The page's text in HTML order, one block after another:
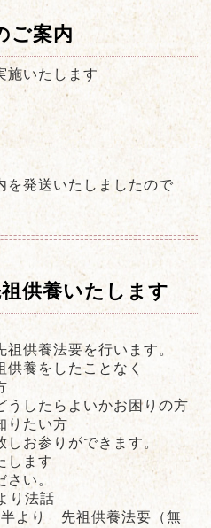
ご案内
施いたします
を発送いたしましたので
供養いたします
供養法要を行います。
養をしたことなく
うしたらよいかお困りの方
りたい方
しお参りができます。
します
い。
り法話
祖供養法要（無